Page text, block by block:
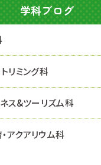
学科ブログ
リミング科
ネス&ツーリズム科
アクアリウム科